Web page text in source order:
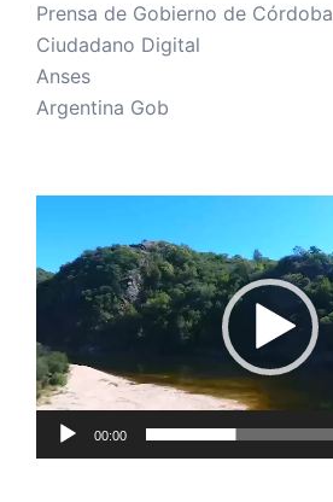
Prensa de Gobierno de Córdoba
Ciudadano Digital
Anses
Argentina Gob
vídeo
00:00